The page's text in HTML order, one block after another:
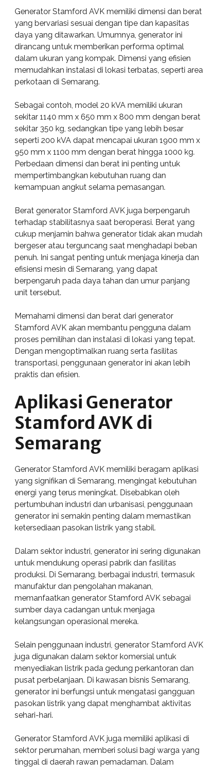
Generator Stamford AVK memiliki dimensi dan berat
yang bervariasi sesuai dengan tipe dan kapasitas
daya yang ditawarkan. Umumnya, generator ini
dirancang untuk memberikan performa optimal
dalam ukuran yang kompak. Dimensi yang efisien
memudahkan instalasi di lokasi terbatas, seperti area
perkotaan di Semarang.
Sebagai contoh, model 20 kVA memiliki ukuran
sekitar 1140 mm x 650 mm x 800 mm dengan berat
sekitar 350 kg, sedangkan tipe yang lebih besar
seperti 200 kVA dapat mencapai ukuran 1900 mm x
950 mm x 1100 mm dengan berat hingga 1000 kg.
Perbedaan dimensi dan berat ini penting untuk
mempertimbangkan kebutuhan ruang dan
kemampuan angkut selama pemasangan.
Berat generator Stamford AVK juga berpengaruh
terhadap stabilitasnya saat beroperasi. Berat yang
cukup menjamin bahwa generator tidak akan mudah
bergeser atau terguncang saat menghadapi beban
penuh. Ini sangat penting untuk menjaga kinerja dan
efisiensi mesin di Semarang, yang dapat
berpengaruh pada daya tahan dan umur panjang
unit tersebut.
Memahami dimensi dan berat dari generator
Stamford AVK akan membantu pengguna dalam
proses pemilihan dan instalasi di lokasi yang tepat.
Dengan mengoptimalkan ruang serta fasilitas
transportasi, penggunaan generator ini akan lebih
praktis dan efisien.
Aplikasi Generator
Stamford AVK di
Semarang
Generator Stamford AVK memiliki beragam aplikasi
yang signifikan di Semarang, mengingat kebutuhan
energi yang terus meningkat. Disebabkan oleh
pertumbuhan industri dan urbanisasi, penggunaan
generator ini semakin penting dalam memastikan
ketersediaan pasokan listrik yang stabil.
Dalam sektor industri, generator ini sering digunakan
untuk mendukung operasi pabrik dan fasilitas
produksi. Di Semarang, berbagai industri, termasuk
manufaktur dan pengolahan makanan,
memanfaatkan generator Stamford AVK sebagai
sumber daya cadangan untuk menjaga
kelangsungan operasional mereka.
Selain penggunaan industri, generator Stamford AVK
juga digunakan dalam sektor komersial untuk
menyediakan listrik pada gedung perkantoran dan
pusat perbelanjaan. Di kawasan bisnis Semarang,
generator ini berfungsi untuk mengatasi gangguan
pasokan listrik yang dapat menghambat aktivitas
sehari-hari.
Generator Stamford AVK juga memiliki aplikasi di
sektor perumahan, memberi solusi bagi warga yang
tinggal di daerah rawan pemadaman. Dalam